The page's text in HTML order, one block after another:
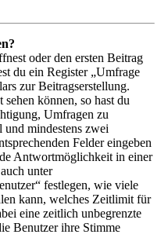
oder den ersten Beitrag
du ein Register „Umfrage
zur Beitragserstellung.
können, so hast du
Umfragen zu
und mindestens zwei
Felder eingeben
Antwortmöglichkeit in einer
unter
festlegen, wie viele
kann, welches Zeitlimit für
eine zeitlich unbegrenzte
Benutzer ihre Stimme